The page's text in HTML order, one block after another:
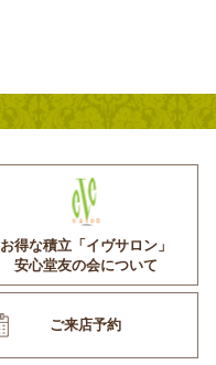
お得な積立「イヴサロン」
安心堂友の会について
ご来店予約